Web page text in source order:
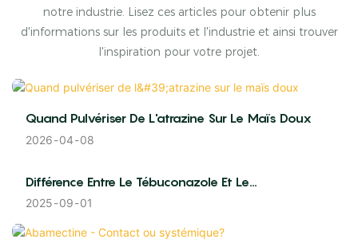
notre industrie. Lisez ces articles pour obtenir plus
d'informations sur les produits et l'industrie et ainsi trouver
l'inspiration pour votre projet.
Quand Pulvériser De L'atrazine Sur Le Maïs Doux
2026 04 08
Différence Entre Le Tébuconazole Et Le
Difénoconazole | Pour Les Professionnels Agréés
2025 09 01